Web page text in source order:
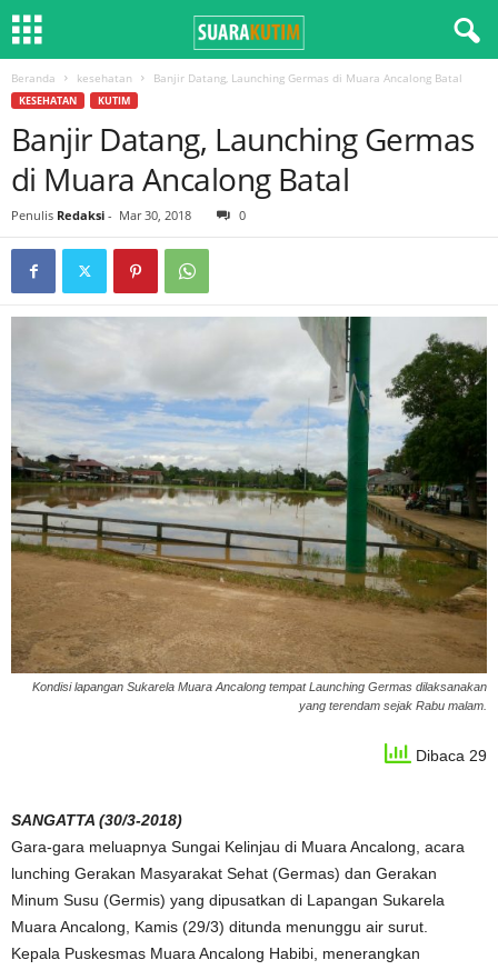
Beranda kesehatan Banjir Datang, Launching Germas di Muara Ancalong Batal
KESEHATAN KUTIM
Banjir Datang, Launching Germas
di Muara Ancalong Batal
Penulis Redaksi - Mar 30, 2018 0
Kondisi lapangan Sukarela Muara Ancalong tempat Launching Germas dilaksanakan
yang terendam sejak Rabu malam.
Dibaca 29
SANGATTA (30/3-2018)
Gara-gara meluapnya Sungai Kelinjau di Muara Ancalong, acara
lunching Gerakan Masyarakat Sehat (Germas) dan Gerakan
Minum Susu (Germis) yang dipusatkan di Lapangan Sukarela
Muara Ancalong, Kamis (29/3) ditunda menunggu air surut.
Kepala Puskesmas Muara Ancalong Habibi, menerangkan